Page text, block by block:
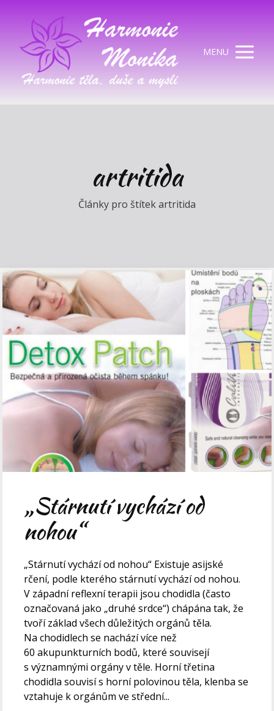
MENU
artritida
Články pro štítek artritida
„Stárnutí vychází od
nohou“
„Stárnutí vychází od nohou“ Existuje asijské
rčení, podle kterého stárnutí vychází od nohou.
V západní reflexní terapii jsou chodidla (často
označovaná jako „druhé srdce“) chápána tak, že
tvoří základ všech důležitých orgánů těla.
Na chodidlech se nachází více než
60 akupunkturních bodů, které souvisejí
s významnými orgány v těle. Horní třetina
chodidla souvisí s horní polovinou těla, klenba se
vztahuje k orgánům ve střední...